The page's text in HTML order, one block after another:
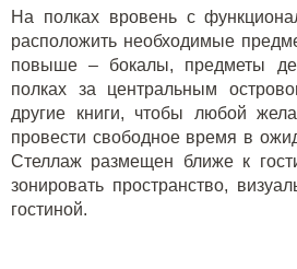
На полках вровень с
расположить необходимые
повыше – бокалы, предметы
полках за центральным
другие книги, чтобы любой
провести свободное время в
Стеллаж размещен ближе к
зонировать пространство,
гостиной.